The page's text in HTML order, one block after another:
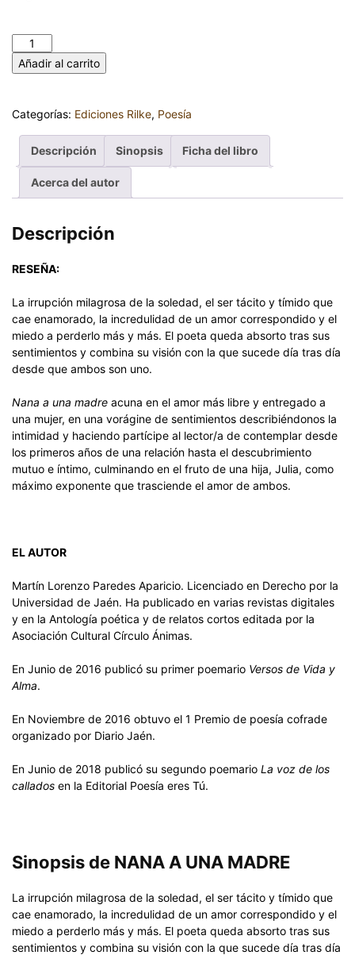
Añadir al carrito
Categorías: Ediciones Rilke, Poesía
Descripción Sinopsis Ficha del libro
Acerca del autor
Descripción
RESEÑA:
La irrupción milagrosa de la soledad, el ser tácito y tímido que
cae enamorado, la incredulidad de un amor correspondido y el
miedo a perderlo más y más. El poeta queda absorto tras sus
sentimientos y combina su visión con la que sucede día tras día
desde que ambos son uno.
Nana a una madre acuna en el amor más libre y entregado a
una mujer, en una vorágine de sentimientos describiéndonos la
intimidad y haciendo partícipe al lector/a de contemplar desde
los primeros años de una relación hasta el descubrimiento
mutuo e íntimo, culminando en el fruto de una hija, Julia, como
máximo exponente que trasciende el amor de ambos.
EL AUTOR
Martín Lorenzo Paredes Aparicio. Licenciado en Derecho por la
Universidad de Jaén. Ha publicado en varias revistas digitales
y en la Antología poética y de relatos cortos editada por la
Asociación Cultural Círculo Ánimas.
En Junio de 2016 publicó su primer poemario Versos de Vida y
Alma.
En Noviembre de 2016 obtuvo el 1 Premio de poesía cofrade
organizado por Diario Jaén.
En Junio de 2018 publicó su segundo poemario La voz de los
callados en la Editorial Poesía eres Tú.
Sinopsis de NANA A UNA MADRE
La irrupción milagrosa de la soledad, el ser tácito y tímido que
cae enamorado, la incredulidad de un amor correspondido y el
miedo a perderlo más y más. El poeta queda absorto tras sus
sentimientos y combina su visión con la que sucede día tras día